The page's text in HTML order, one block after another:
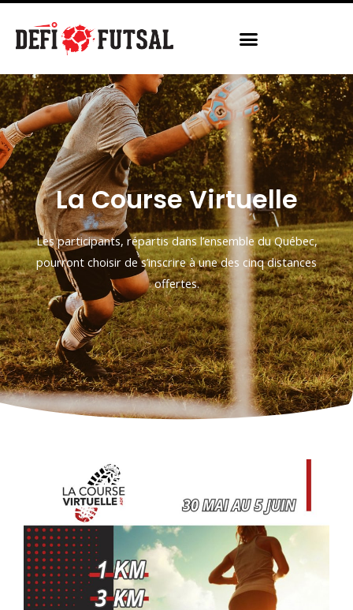
La Course Virtuelle
Les participants, répartis dans l’ensemble du Québec,
pourront choisir de s’inscrire à une des cinq distances
offertes.